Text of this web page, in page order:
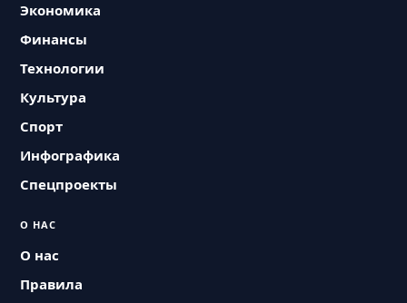
Экономика
Финансы
Технологии
Культура
Спорт
Инфографика
Спецпроекты
О НАС
О нас
Правила